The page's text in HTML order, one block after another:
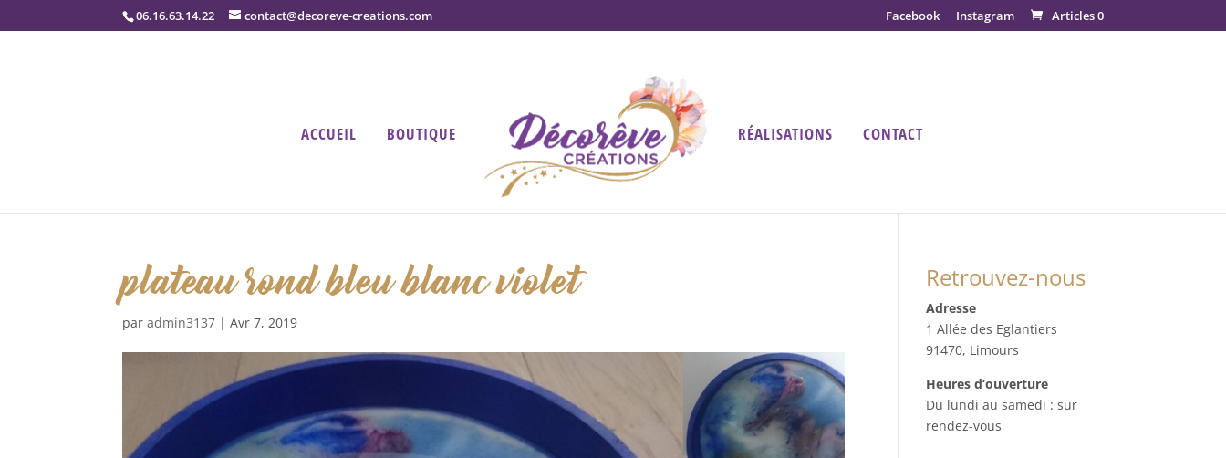
06.16.63.14.22 contact@decoreve-creations.com Facebook Instagram Articles 0
ACCUEIL BOUTIQUE RÉALISATIONS CONTACT
plateau rond bleu blanc violet
paradmin3137 |Avr 7, 2019
Retrouvez-nous
Adresse
1 Allée des Eglantiers
91470, Limours
Heures d’ouverture
Du lundi au samedi : sur
rendez-vous